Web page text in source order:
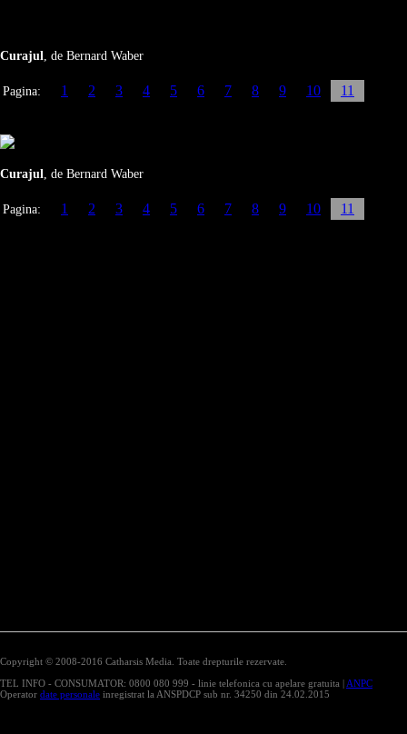
Curajul, de Bernard Waber
Pagina: 1 2 3 4 5 6 7 8 9 10 11
Curajul, de Bernard Waber
Pagina: 1 2 3 4 5 6 7 8 9 10 11
Copyright © 2008-2016 Catharsis Media. Toate drepturile rezervate.
TEL INFO - CONSUMATOR: 0800 080 999 - linie telefonica cu apelare gratuita | ANPC
Operator date personale inregistrat la ANSPDCP sub nr. 34250 din 24.02.2015